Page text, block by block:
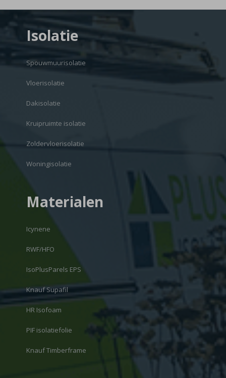
Isolatie
Spouwmuurisolatie
Vloerisolatie
Dakisolatie
Kruipruimte isolatie
Zoldervloerisolatie
Woningisolatie
Materialen
Icynene
RWF/HFO
IsoPlusParels EPS
Knauf Supafil
HR Isofoam
PIF isolatiefolie
Knauf Timberframe